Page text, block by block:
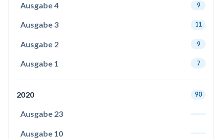
Ausgabe 4 9
Ausgabe 3 11
Ausgabe 2 9
Ausgabe 1 7
2020 90
Ausgabe 23
Ausgabe 10